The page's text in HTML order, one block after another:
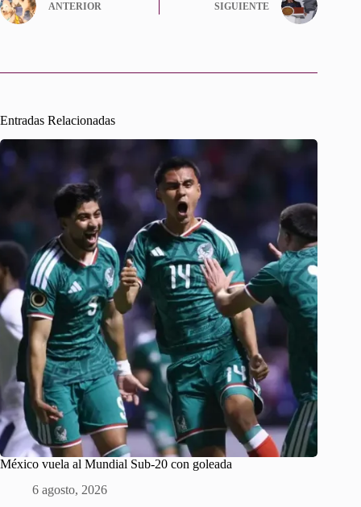
ANTERIOR SIGUIENTE
Entradas Relacionadas
México vuela al Mundial Sub-20 con goleada
6 agosto, 2026